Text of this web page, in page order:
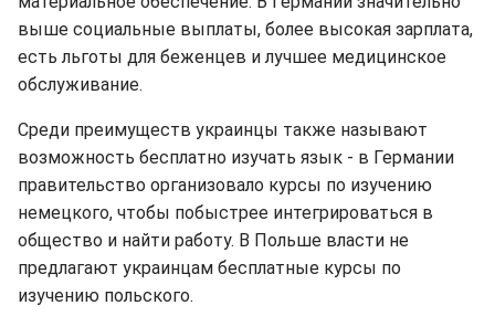
выше социальные выплаты, более высокая зарплата,
есть льготы для беженцев и лучшее медицинское
обслуживание.
Среди преимуществ украинцы также называют
возможность бесплатно изучать язык - в Германии
правительство организовало курсы по изучению
немецкого, чтобы побыстрее интегрироваться в
общество и найти работу. В Польше власти не
предлагают украинцам бесплатные курсы по
изучению польского.